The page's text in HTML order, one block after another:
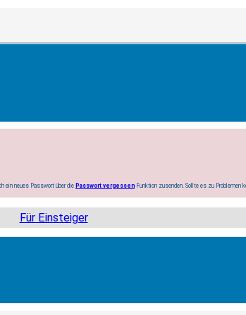
ein neues Passwort über die Passwort vergessen Funktion zusenden. Sollte es zu Problemen
Für Einsteiger